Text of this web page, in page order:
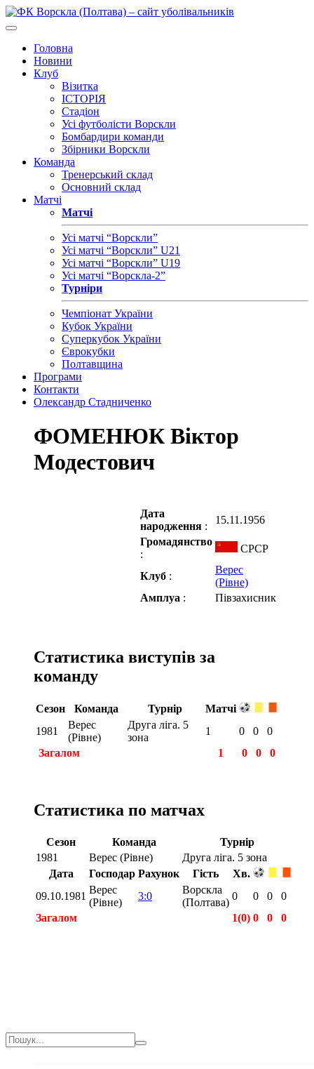
Головна
Новини
Клуб
Візитка
ІСТОРІЯ
Стадіон
Усі футболісти Ворскли
Бомбардири команди
Збірники Ворскли
Команда
Тренерський склад
Основний склад
Матчі
Матчі
Усі матчі “Ворскли”
Усі матчі “Ворскли” U21
Усі матчі “Ворскли” U19
Усі матчі “Ворскла-2”
Турніри
Чемпіонат України
Кубок України
Суперкубок України
Єврокубки
Полтавщина
Програми
Контакти
Олександр Стадниченко
ФОМЕНЮК Віктор
Модестович
Дата
народження :
15.11.1956
Громадянство
:
СРСР
Клуб :
Верес
(Рівне)
Амплуа : Півзахисник
Статистика виступів за
команду
Сезон Команда Турнір
Матчі
1981
Верес
(Рівне)
Друга ліга. 5
зона
1 0 0
0
Загалом
1 0 0 0
Статистика по матчах
Сезон Команда
Турнір
1981
Верес (Рівне)
Друга ліга. 5 зона
Дата
Господар Рахунок Гість
Хв.
09.10.1981
Верес
(Рівне)
3:0
Ворскла
(Полтава)
0 0 0
0
Загалом
1(0) 0 0
0